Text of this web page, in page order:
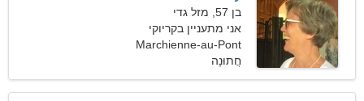
בן 57, מזל גדי
אני מתעניין בקריוקי
והיסטוריה
Marchienne-au-Pont
חֲתוּנָה